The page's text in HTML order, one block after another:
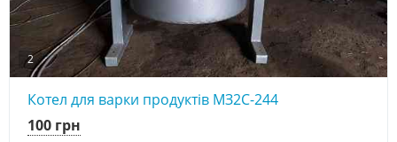
2
Котел для варки продуктів МЗ2С-244
100 грн